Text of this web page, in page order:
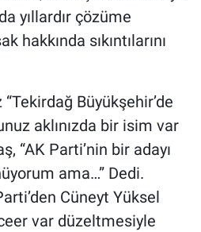
yıllardır çözüme
hakkında sıkıntılarını
Büyükşehir’de
aklınızda bir isim var
“AK Parti’nin bir adayı
ama…” Dedi.
Cüneyt Yüksel
var düzeltmesiyle